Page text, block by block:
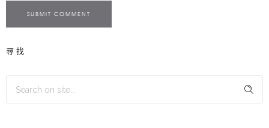
SUBMIT COMMENT
尋找